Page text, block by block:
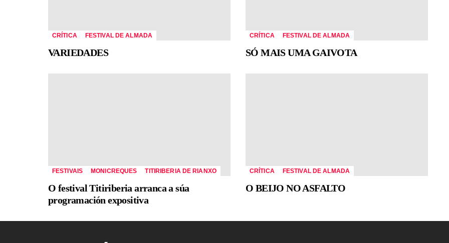
CRÍTICA FESTIVAL DE ALMADA
VARIEDADES
CRÍTICA FESTIVAL DE ALMADA
SÓ MAIS UMA GAIVOTA
FESTIVAIS MONICREQUES TITIRIBERIA DE RIANXO
O festival Titiriberia arranca a súa
programación expositiva
CRÍTICA FESTIVAL DE ALMADA
O BEIJO NO ASFALTO